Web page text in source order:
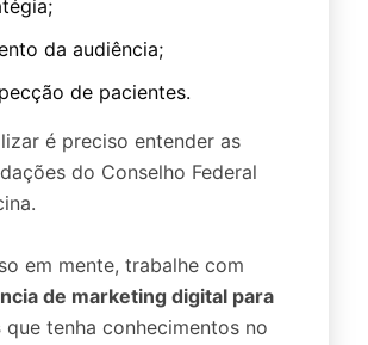
da audiência;
de pacientes.
é preciso entender as
do Conselho Federal
em mente, trabalhe com
de marketing digital para
que tenha conhecimentos no